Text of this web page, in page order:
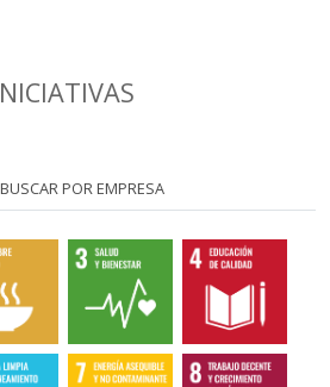
BUSCAR POR EMPRESA